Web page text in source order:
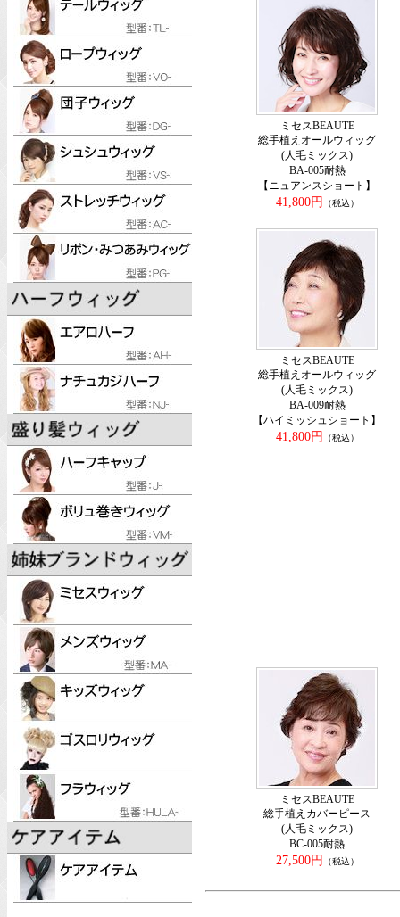
ミセスBEAUTE
総手植えオールウィッグ
(人毛ミックス)
BA-005耐熱
【ニュアンスショート】
41,800円
（税込）
ミセスBEAUTE
総手植えオールウィッグ
(人毛ミックス)
BA-009耐熱
【ハイミッシュショート】
41,800円
（税込）
ミセスBEAUTE
総手植えカバーピース
(人毛ミックス)
BC-005耐熱
27,500円
（税込）